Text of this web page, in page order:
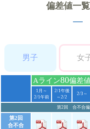
偏差値一
男子 女
Aライン80偏差値
1月～
2/1午前
2/1午後
～2/2
2/3～
第2回 合不合
第2回
合不合